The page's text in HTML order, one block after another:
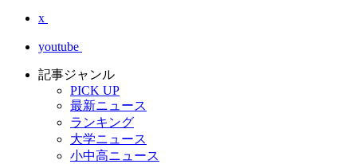
x
youtube
記事ジャンル
PICK UP
最新ニュース
ランキング
大学ニュース
小中高ニュース